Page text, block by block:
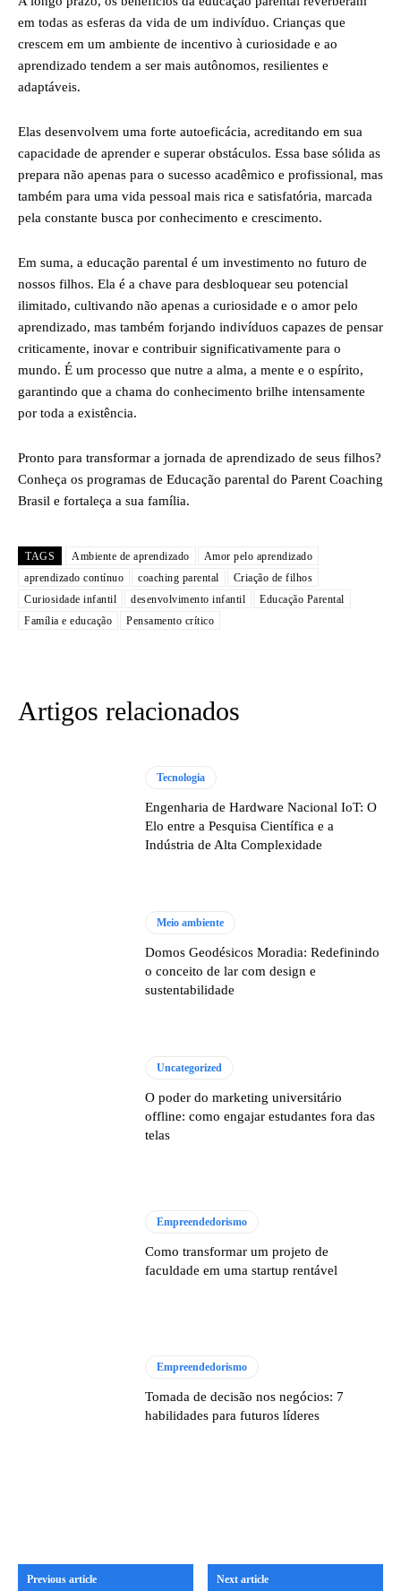
em todas as esferas da vida de um indivíduo. Crianças que
crescem em um ambiente de incentivo à curiosidade e ao
aprendizado tendem a ser mais autônomos, resilientes e
adaptáveis.
Elas desenvolvem uma forte autoeficácia, acreditando em sua
capacidade de aprender e superar obstáculos. Essa base sólida as
prepara não apenas para o sucesso acadêmico e profissional, mas
também para uma vida pessoal mais rica e satisfatória, marcada
pela constante busca por conhecimento e crescimento.
Em suma, a educação parental é um investimento no futuro de
nossos filhos. Ela é a chave para desbloquear seu potencial
ilimitado, cultivando não apenas a curiosidade e o amor pelo
aprendizado, mas também forjando indivíduos capazes de pensar
criticamente, inovar e contribuir significativamente para o
mundo. É um processo que nutre a alma, a mente e o espírito,
garantindo que a chama do conhecimento brilhe intensamente
por toda a existência.
Pronto para transformar a jornada de aprendizado de seus filhos?
Conheça os programas de Educação parental do Parent Coaching
Brasil e fortaleça a sua família.
TAGS Ambiente de aprendizado
Amor pelo aprendizado
aprendizado contínuo
coaching parental
Criação de filhos
Curiosidade infantil
desenvolvimento infantil
Educação Parental
Família e educação
Pensamento crítico
Artigos relacionados
Tecnologia
Engenharia de Hardware Nacional IoT: O
Elo entre a Pesquisa Científica e a
Indústria de Alta Complexidade
Meio ambiente
Domos Geodésicos Moradia: Redefinindo
o conceito de lar com design e
sustentabilidade
Uncategorized
O poder do marketing universitário
offline: como engajar estudantes fora das
telas
Empreendedorismo
Como transformar um projeto de
faculdade em uma startup rentável
Empreendedorismo
Tomada de decisão nos negócios: 7
habilidades para futuros líderes
Previous article Next article